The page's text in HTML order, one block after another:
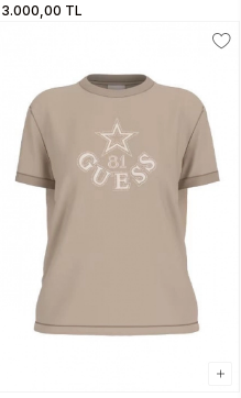
3.000,00 TL